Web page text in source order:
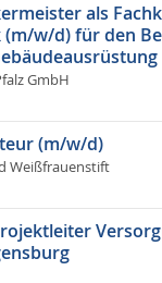
als
w/d) für den
GmbH
(m/w/d)
Weißfrauenstift